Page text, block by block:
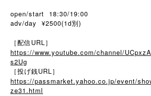
open/start 18:30/19:00
adv/day ¥2500(1d別)
［配信URL］
https://www.youtube.com/channel/
s2Ug
［投げ銭URL］
https://passmarket.yahoo.co.jp/event/
ze31.html